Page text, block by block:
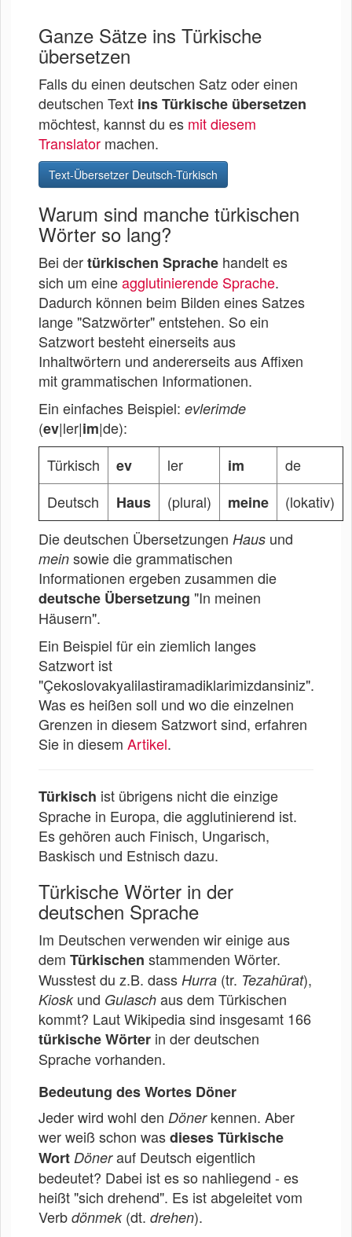
Ganze Sätze ins Türkische
übersetzen
Falls du einen deutschen Satz oder einen
deutschen Text ins Türkische übersetzen
möchtest, kannst du es mit diesem
Translator machen.
Text-Übersetzer Deutsch-Türkisch
Warum sind manche türkischen
Wörter so lang?
Bei dertürkischen Sprache handelt es
sich um eineagglutinierende Sprache.
Dadurch können beim Bilden eines Satzes
lange "Satzwörter" entstehen. So ein
Satzwort besteht einerseits aus
Inhaltwörtern und andererseits aus Affixen
mit grammatischen Informationen.
Ein einfaches Beispiel: evlerimde
(ev|ler|im|de):
Türkisch
ev ler im
de
Deutsch
Haus (plural) meine
(lokativ)
Die deutschen Übersetzungen Haus und
mein sowie die grammatischen
Informationen ergeben zusammen die
deutsche Übersetzung "In meinen
Häusern".
Ein Beispiel für ein ziemlich langes
Satzwort ist
"Çekoslovakyalilastiramadiklarimizdansiniz".
Was es heißen soll und wo die einzelnen
Grenzen in diesem Satzwort sind, erfahren
Sie in diesem Artikel.
Türkisch ist übrigens nicht die einzige
Sprache in Europa, die agglutinierend ist.
Es gehören auch Finisch, Ungarisch,
Baskisch und Estnisch dazu.
Türkische Wörter in der
deutschen Sprache
Im Deutschen verwenden wir einige aus
dem Türkischen stammenden Wörter.
Wusstest du z.B. dass Hurra (tr. Tezahürat),
Kioskund Gulasch aus dem Türkischen
kommt? Laut Wikipedia sind insgesamt 166
türkische Wörter in der deutschen
Sprache vorhanden.
Bedeutung des Wortes Döner
Jeder wird wohl den Dönerkennen. Aber
wer weiß schon wasdieses Türkische
Wort Dönerauf Deutsch eigentlich
bedeutet? Dabei ist es so nahliegend - es
heißt "sich drehend". Es ist abgeleitet vom
Verb dönmek(dt. drehen).